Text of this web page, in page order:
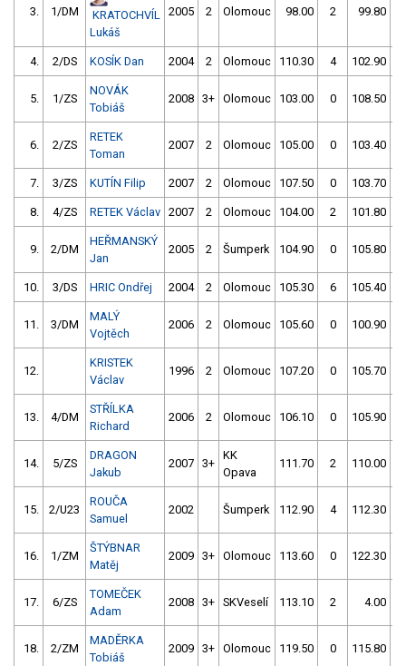
3. 1/DM
KRATOCHVÍL
Lukáš
2005 2 Olomouc 98.00 2 99.80
4. 2/DS KOSÍK Dan 2004 2 Olomouc 110.30 4 102.90
5. 1/ZS
NOVÁK
Tobiáš
2008 3+ Olomouc 103.00 0 108.50
6. 2/ZS
RETEK
Toman
2007 2 Olomouc 105.00 0 103.40
7. 3/ZS KUTÍN Filip 2007 2 Olomouc 107.50 0 103.70
8. 4/ZS RETEK Václav 2007 2 Olomouc 104.00 2 101.80
9. 2/DM
HEŘMANSKÝ
Jan
2005 2 Šumperk 104.90 0 105.80
10. 3/DS HRIC Ondřej 2004 2 Olomouc 105.30 6 105.40
11. 3/DM
MALÝ
Vojtěch
2006 2 Olomouc 105.60 0 100.90
12.
KRISTEK
Václav
1996 2 Olomouc 107.20 0 105.70
13. 4/DM
STŘÍLKA
Richard
2006 2 Olomouc 106.10 0 105.90
14. 5/ZS
DRAGON
Jakub
2007 3+
KK
Opava
111.70 2 110.00
15. 2/U23
ROUČA
Samuel
2002 Šumperk 112.90 4 112.30
16. 1/ZM
ŠTÝBNAR
Matěj
2009 3+ Olomouc 113.60 0 122.30
17. 6/ZS
TOMEČEK
Adam
2008 3+ SKVeselí 113.10 2 4.00
18. 2/ZM
MADĚRKA
Tobiáš
2009 3+ Olomouc 119.50 0 115.80